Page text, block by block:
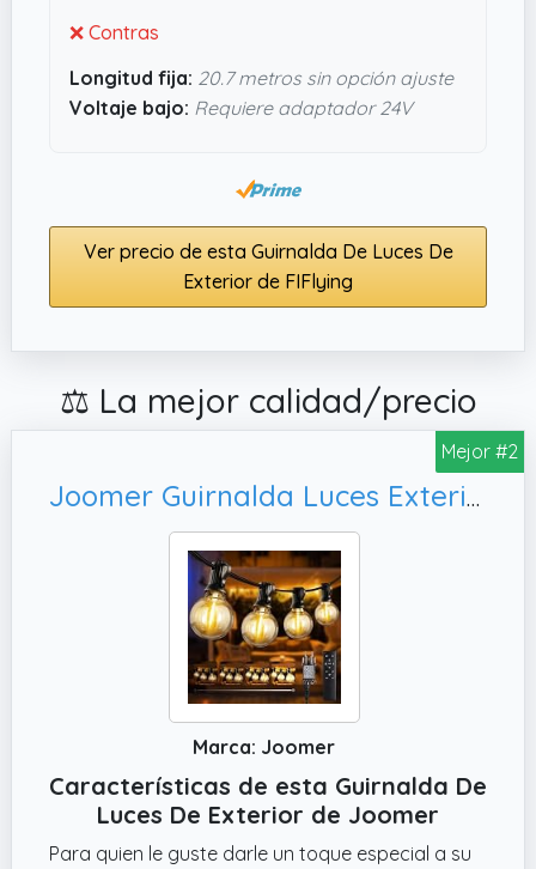
❌ Contras
Longitud fija: 20.7 metros sin opción ajuste
Voltaje bajo: Requiere adaptador 24V
Ver precio de esta Guirnalda De Luces De
Exterior de FIFlying
⚖️ La mejor calidad/precio
Mejor #2
Joomer Guirnalda Luces Exterior, Terraza
Marca: Joomer
Características de esta Guirnalda De
Luces De Exterior de Joomer
Para quien le guste darle un toque especial a su